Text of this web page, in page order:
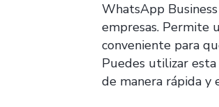
WhatsApp
empresas. Permite
conveniente para
Puedes utilizar esta
de manera rápida y